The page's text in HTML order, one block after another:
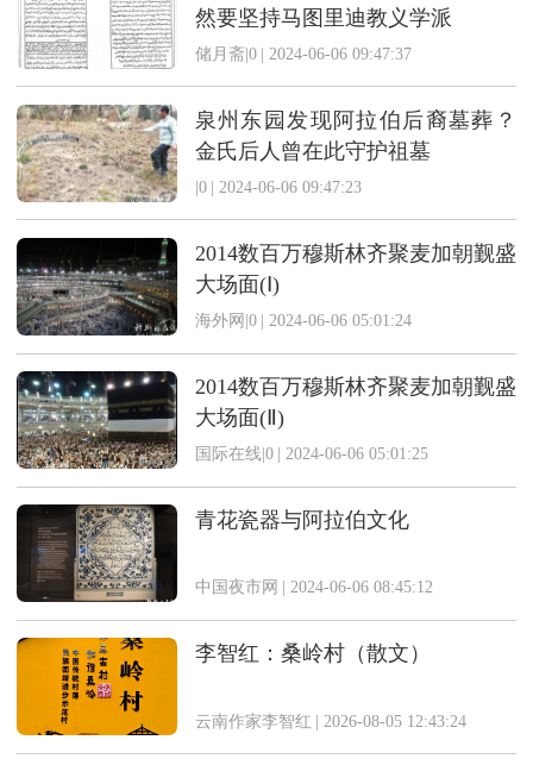
然要坚持马图里迪教义学派
储月斋|0 | 2024-06-06 09:47:37
泉州东园发现阿拉伯后裔墓葬？
金氏后人曾在此守护祖墓
|0 | 2024-06-06 09:47:23
2014数百万穆斯林齐聚麦加朝觐盛
大场面(Ⅰ)
海外网|0 | 2024-06-06 05:01:24
2014数百万穆斯林齐聚麦加朝觐盛
大场面(Ⅱ)
国际在线|0 | 2024-06-06 05:01:25
青花瓷器与阿拉伯文化
中国夜市网 | 2024-06-06 08:45:12
李智红：桑岭村（散文）
云南作家李智红 | 2026-08-05 12:43:24